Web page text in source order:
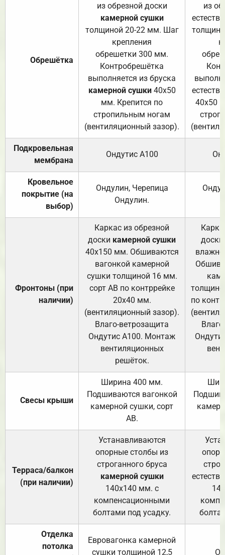
Обрешётка
из обрезной доски
камерной сушки
толщиной 20-22 мм. Шаг
крепления
обрешетки 300 мм.
Контробрешётка
выполняется из бруска
камерной сушки40х50
мм. Крепится по
стропильным ногам
(вентиляционный зазор).
из
40х50
Подкровельная
мембрана
Ондутис А100
Кровельное
покрытие (на
выбор)
Ондулин, Черепица
Ондулин.
Фронтоны (при
наличии)
Каркас из обрезной
доски камерной сушки
40х150 мм. Обшиваются
вагонкой камерной
сушки толщиной 16 мм.
сорт АВ по контррейке
20х40 мм.
(вентиляционный зазор).
Влаго-ветрозащита
Ондутис А100. Монтаж
вентиляционных
решёток.
доски
по
Свесы крыши
Ширина 400 мм.
Подшиваются вагонкой
камерной сушки, сорт
АВ.
Терраса/балкон
(при наличии)
Устанавливаются
опорные столбы из
строганного бруса
камерной сушки
140х140 мм. с
компенсационными
болтами под усадку.
Отделка
потолка
Евровагонка камерной
сушки толщиной 12,5